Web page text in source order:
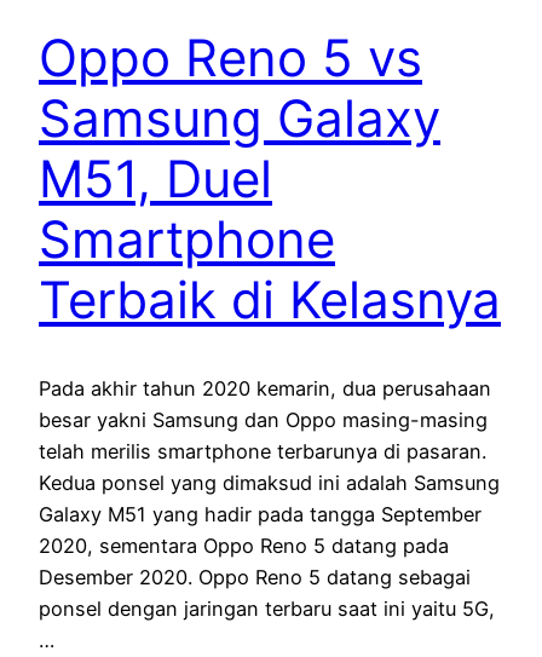
Oppo Reno 5 vs
Samsung Galaxy
M51, Duel
Smartphone
Terbaik di Kelasnya
Pada akhir tahun 2020 kemarin, dua perusahaan
besar yakni Samsung dan Oppo masing-masing
telah merilis smartphone terbarunya di pasaran.
Kedua ponsel yang dimaksud ini adalah Samsung
Galaxy M51 yang hadir pada tangga September
2020, sementara Oppo Reno 5 datang pada
Desember 2020. Oppo Reno 5 datang sebagai
ponsel dengan jaringan terbaru saat ini yaitu 5G,
…